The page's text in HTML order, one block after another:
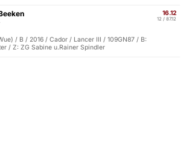
16.12
12 / 87.12
/ B / 2016 / Cador / Lancer III / 109GN87 / B:
/ Z: ZG Sabine u.Rainer Spindler